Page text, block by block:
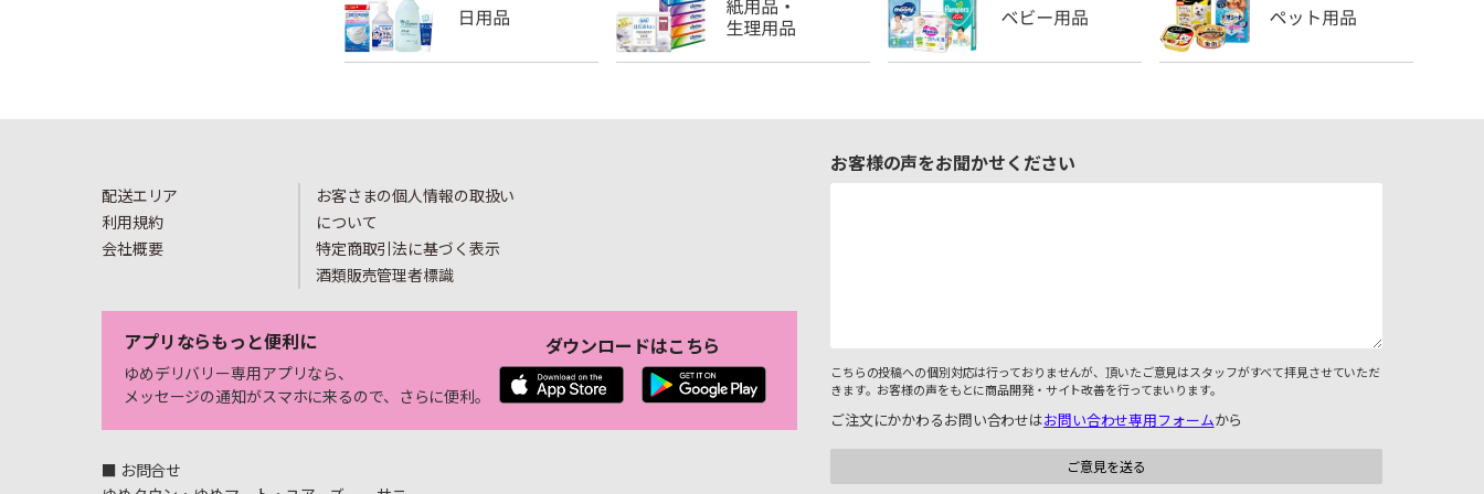
配送エリア
利用規約
会社概要
お客さまの個人情報の取扱い
について
特定商取引法に基づく表示
酒類販売管理者標識
アプリならもっと便利に
ゆめデリバリー専用アプリなら、
メッセージの通知がスマホに来るので、さらに便利。
ダウンロードはこちら
■ お問合せ
お客様の声をお聞かせください
こちらの投稿への個別対応は行っておりませんが、頂いたご意見はスタッフがすべて拝見させていただ
きます。お客様の声をもとに商品開発・サイト改善を行ってまいります。
ご注文にかかわるお問い合わせはお問い合わせ専用フォームから